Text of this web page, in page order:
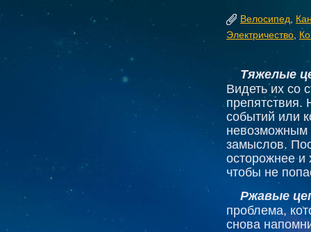
Велосипед
Электричество
Тяжелые
Видеть их со
препятствия.
событий или
невозможным
замыслов.
осторожнее и
чтобы не
Ржавые
проблема,
снова